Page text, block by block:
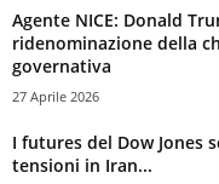
Agente NICE: Donald
ridenominazione della
governativa
27 Aprile 2026
I futures del Dow Jones
tensioni in Iran...